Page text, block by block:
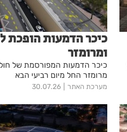
כיכר הדמעות הופכת
ומרומזר
כיכר הדמעות המפורסמת של
מרומזר החל מיום רביעי הבא
מערכת האתר 30.07.26